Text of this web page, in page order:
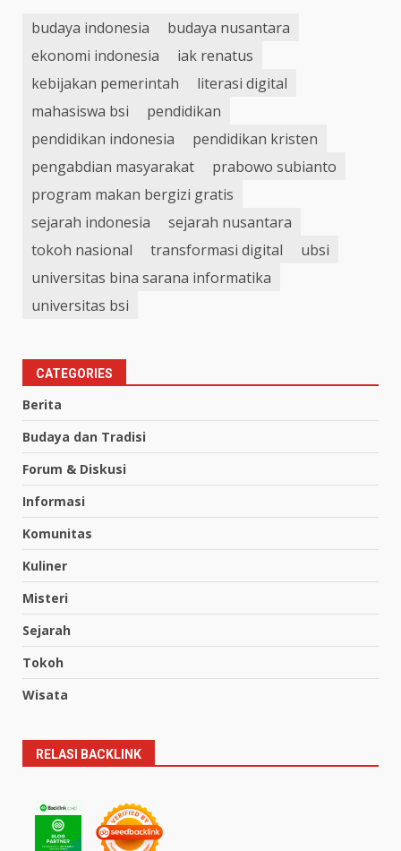
budaya indonesia
budaya nusantara
ekonomi indonesia
iak renatus
kebijakan pemerintah
literasi digital
mahasiswa bsi
pendidikan
pendidikan indonesia
pendidikan kristen
pengabdian masyarakat
prabowo subianto
program makan bergizi gratis
sejarah indonesia
sejarah nusantara
tokoh nasional
transformasi digital
ubsi
universitas bina sarana informatika
universitas bsi
CATEGORIES
Berita
Budaya dan Tradisi
Forum & Diskusi
Informasi
Komunitas
Kuliner
Misteri
Sejarah
Tokoh
Wisata
RELASI BACKLINK